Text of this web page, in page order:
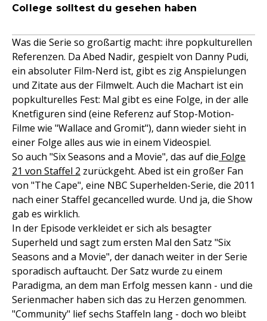
College solltest du gesehen haben
Was die Serie so großartig macht: ihre popkulturellen
Referenzen. Da Abed Nadir, gespielt von Danny Pudi,
ein absoluter Film-Nerd ist, gibt es zig Anspielungen
und Zitate aus der Filmwelt. Auch die Machart ist ein
popkulturelles Fest: Mal gibt es eine Folge, in der alle
Knetfiguren sind (eine Referenz auf Stop-Motion-
Filme wie "Wallace and Gromit"), dann wieder sieht in
einer Folge alles aus wie in einem Videospiel.
So auch "Six Seasons and a Movie", das auf die Folge
21 von Staffel 2 zurückgeht. Abed ist ein großer Fan
von "The Cape", eine NBC Superhelden-Serie, die 2011
nach einer Staffel gecancelled wurde. Und ja, die Show
gab es wirklich.
In der Episode verkleidet er sich als besagter
Superheld und sagt zum ersten Mal den Satz "Six
Seasons and a Movie", der danach weiter in der Serie
sporadisch auftaucht. Der Satz wurde zu einem
Paradigma, an dem man Erfolg messen kann - und die
Serienmacher haben sich das zu Herzen genommen.
"Community" lief sechs Staffeln lang - doch wo bleibt